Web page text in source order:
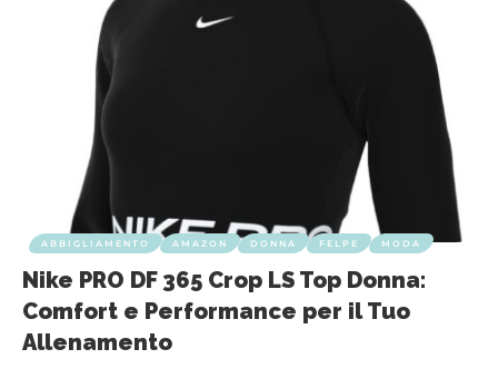
ABBIGLIAMENTO AMAZON DONNA FELPE MODA
Nike PRO DF 365 Crop LS Top Donna:
Comfort e Performance per il Tuo
Allenamento